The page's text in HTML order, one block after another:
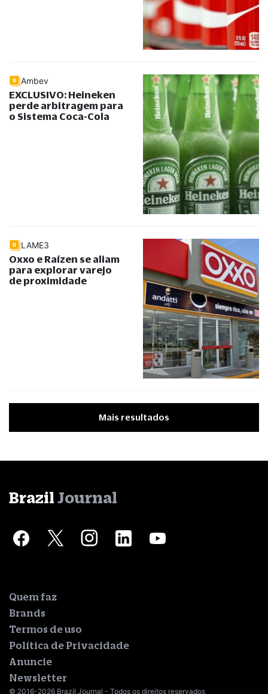
Ambev
EXCLUSIVO: Heineken
perde arbitragem para
o Sistema Coca-Cola
LAME3
Oxxo e Raízen se aliam
para explorar varejo
de proximidade
Mais resultados
Brazil Journal
Quem faz
Brands
Termos de uso
Política de Privacidade
Anuncie
Newsletter
© 2016-2026 Brazil Journal - Todos os direitos reservados